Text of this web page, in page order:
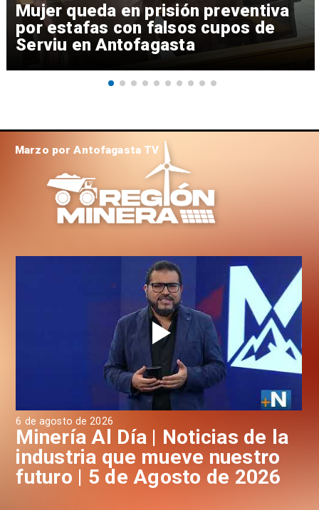
Mujer queda en prisión preventiva
por estafas con falsos cupos de
Serviu en Antofagasta
6 de agosto de 2026
Minería Al Día | Noticias de la
industria que mueve nuestro
futuro | 5 de Agosto de 2026
Marzo por Antofagasta TV